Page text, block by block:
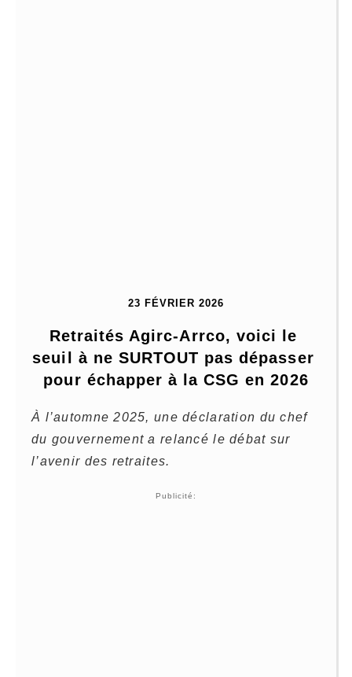
23 FÉVRIER 2026
Retraités Agirc-Arrco, voici le
seuil à ne SURTOUT pas dépasser
pour échapper à la CSG en 2026
À l’automne 2025, une déclaration du chef
du gouvernement a relancé le débat sur
l’avenir des retraites.
Publicité: